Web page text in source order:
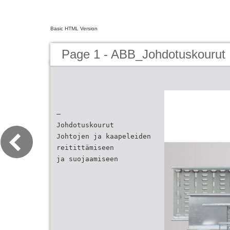
Basic HTML Version
Page 1 - ABB_Johdotuskourut
—
Johdotuskourut
Johtojen ja kaapeleiden
reitittämiseen
ja suojaamiseen